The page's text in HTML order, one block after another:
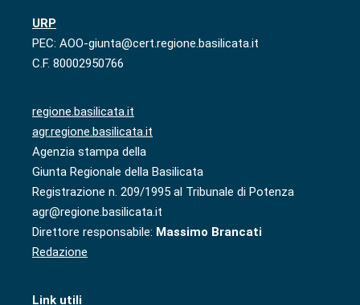
URP
PEC: AOO-giunta@cert.regione.basilicata.it
C.F. 80002950766
regione.basilicata.it
agr.regione.basilicata.it
Agenzia stampa della
Giunta Regionale della Basilicata
Registrazione n. 209/1995 al Tribunale di Potenza
agr@regione.basilicata.it
Direttore responsabile: Massimo Brancati
Redazione
Link utili